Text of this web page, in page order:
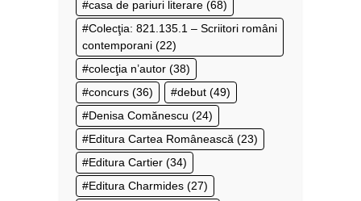
casa de pariuri literare (68)
Colecţia: 821.135.1 – Scriitori români
contemporani (22)
colecţia n’autor (38)
concurs (36) debut (49)
Denisa Comănescu (24)
Editura Cartea Românească (23)
Editura Cartier (34)
Editura Charmides (27)